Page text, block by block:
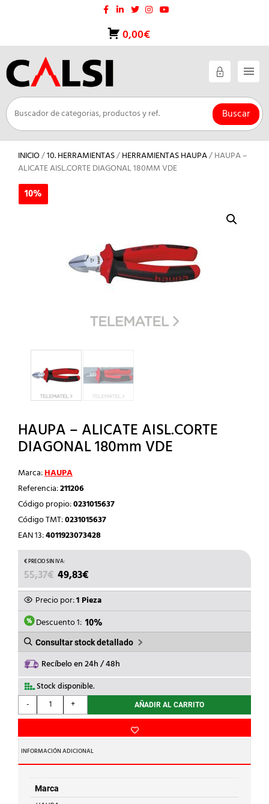
0,00€
Buscar
INICIO/10. HERRAMIENTAS/HERRAMIENTAS HAUPA/ HAUPA –
ALICATE AISL.CORTE DIAGONAL 180MM VDE
10%
HAUPA – ALICATE AISL.CORTE
DIAGONAL 180mm VDE
Marca:HAUPA
Referencia:211206
Código propio:0231015637
Código TMT:0231015637
EAN 13:4011923073428
55,37€ EL
PRECIO
ORIGINAL
ERA:
55,37€.
49,83€
PRECIO
ACTUAL
ES:
49,83€.
Precio por:1 Pieza
Descuento 1: 10%
Consultar stock detallado
Recíbelo en 24h / 48h
Stock disponible.
-
HAUPA
-
AISL.CORTE
DIAGONAL
180mm
VDE
cantidad
+ AÑADIR AL CARRITO
INFORMACIÓN ADICIONAL
Marca
10%